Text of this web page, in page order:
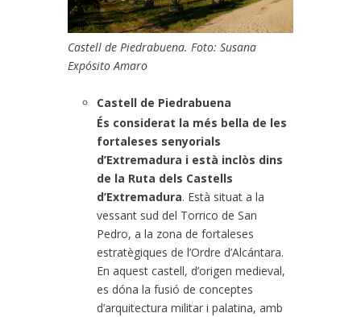
Castell de Piedrabuena. Foto: Susana
Expósito Amaro
Castell de Piedrabuena
És considerat la més bella de les
fortaleses senyorials
d’Extremadura i està inclòs dins
de la Ruta dels Castells
d’Extremadura. Està situat a la
vessant sud del Torrico de San
Pedro, a la zona de fortaleses
estratègiques de l’Ordre d’Alcántara.
En aquest castell, d’origen medieval,
es dóna la fusió de conceptes
d’arquitectura militar i palatina, amb